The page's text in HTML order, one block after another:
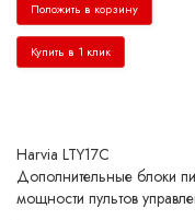
Положить в корзину
Купить в 1 клик
Harvia LTY17C
Дополнительные блоки
мощности пультов